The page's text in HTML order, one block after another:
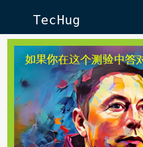
TecHug